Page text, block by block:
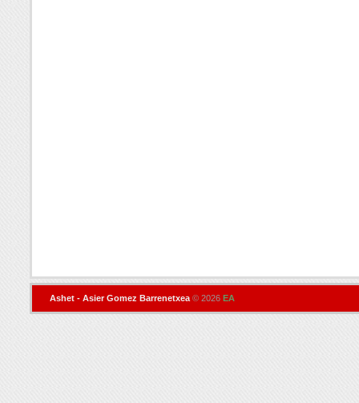
Ashet - Asier Gomez Barrenetxea © 2026 EA